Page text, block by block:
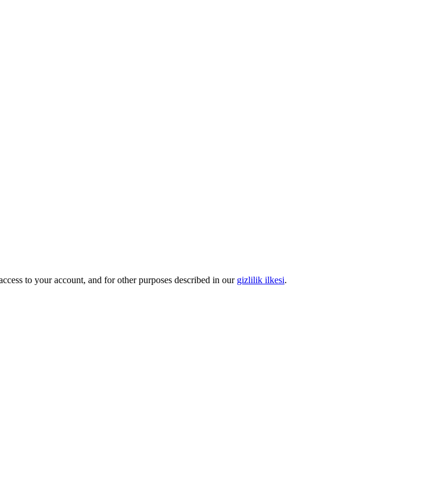
to your account, and for other purposes described in our gizlilik ilkesi.